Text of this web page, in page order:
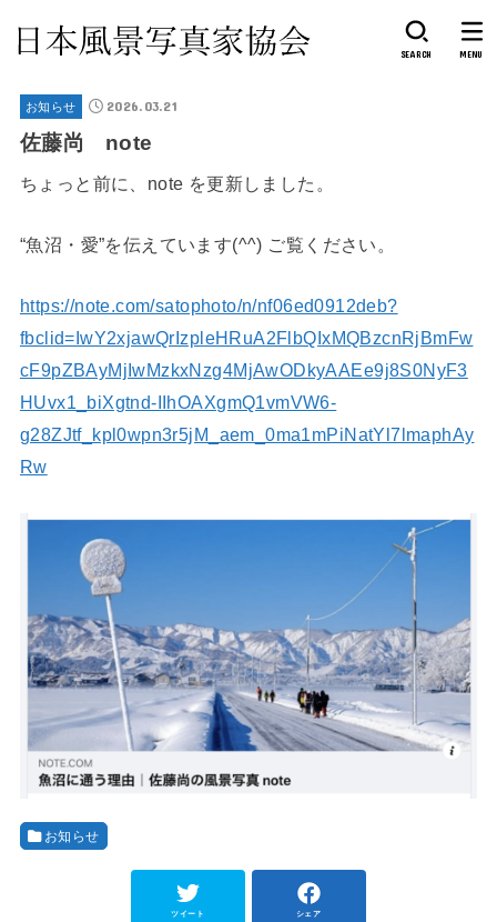
SEARCH MENU
お知らせ 2026.03.21
佐藤尚 note
ちょっと前に、note を更新しました。
“魚沼・愛”を伝えています(^^) ご覧ください。
https://note.com/satophoto/n/nf06ed0912deb?
fbclid=IwY2xjawQrIzpleHRuA2FlbQIxMQBzcnRjBmFw
cF9pZBAyMjIwMzkxNzg4MjAwODkyAAEe9j8S0NyF3
HUvx1_biXgtnd-IIhOAXgmQ1vmVW6-
g28ZJtf_kpl0wpn3r5jM_aem_0ma1mPiNatYl7lmaphAy
Rw
お知らせ
ツイート シェア